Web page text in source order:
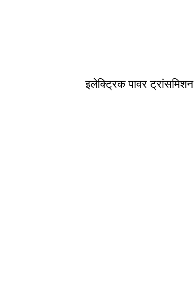
इलेक्ट्रिक पावर ट्रांसमिशन